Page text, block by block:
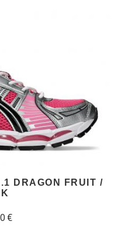
DRAGON FRUIT /